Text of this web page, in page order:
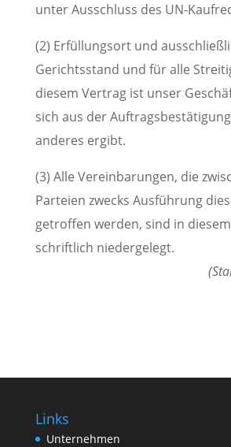
unter Ausschluss des UN-
(2) Erfüllungsort und
Gerichtsstand und für alle
diesem Vertrag ist unser
sich aus der
anderes ergibt.
(3) Alle Vereinbarungen, die
Parteien zwecks Ausführung
getroffen werden, sind in
schriftlich niedergelegt.
Links
Unternehmen